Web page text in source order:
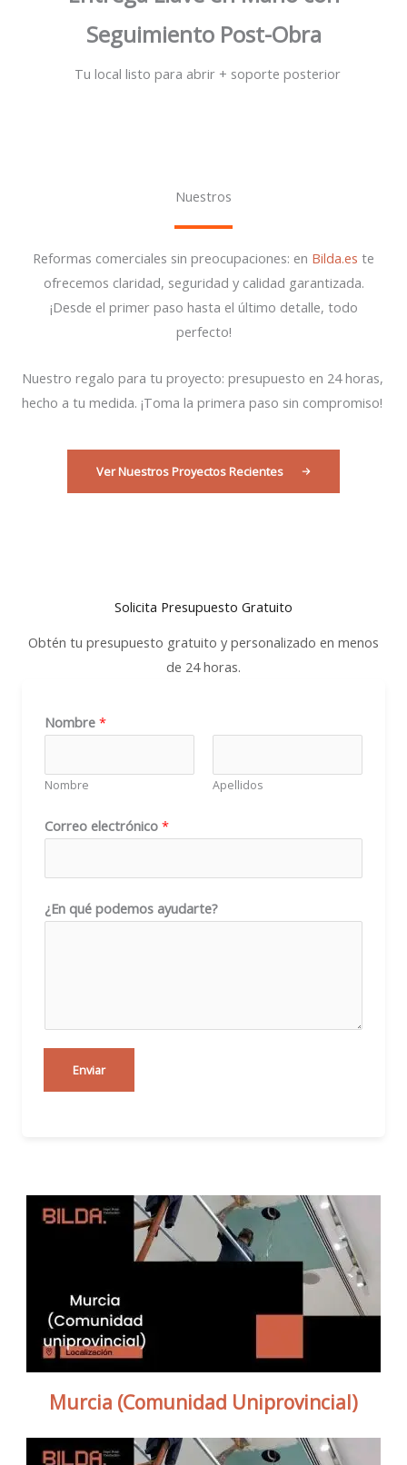
Seguimiento Post-Obra
Tu local listo para abrir + soporte posterior
Nuestros
Reformas comerciales sin preocupaciones: en Bilda.es te
ofrecemos claridad, seguridad y calidad garantizada.
¡Desde el primer paso hasta el último detalle, todo
perfecto!
Nuestro regalo para tu proyecto: presupuesto en 24 horas,
hecho a tu medida. ¡Toma la primera paso sin compromiso!
Ver Nuestros Proyectos Recientes
Solicita Presupuesto Gratuito
Obtén tu presupuesto gratuito y personalizado en menos
de 24 horas.
Nombre *
Nombre Apellidos
Correo electrónico *
o
q
é
¿En qué podemos ayudarte?
Enviar
Murcia (Comunidad Uniprovincial)